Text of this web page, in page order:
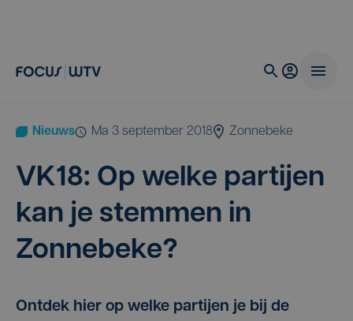
Nieuws ma 3 september 2018 Zonnebeke
VK18: Op wel­ke par­tij­en
kan je stem­men in
Zonnebeke?
Ontdek hier op welke partijen je bij de